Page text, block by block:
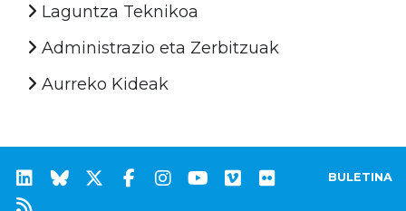
Laguntza Teknikoa
Administrazio eta Zerbitzuak
Aurreko Kideak
BULETINA